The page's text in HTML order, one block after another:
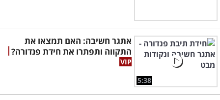
5:38
אתגר חשיבה: האם תמצאו את
התקווה ותפתרו את חידת פנדורה?